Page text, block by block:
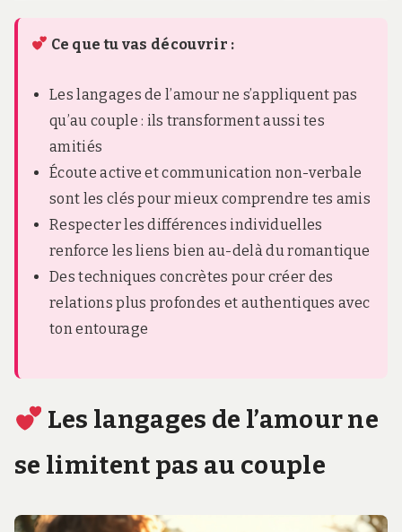
Ce que tu vas découvrir :
Les langages de l’amour ne s’appliquent pas
qu’au couple : ils transforment aussi tes
amitiés
Écoute active et communication non-verbale
sont les clés pour mieux comprendre tes amis
Respecter les différences individuelles
renforce les liens bien au-delà du romantique
Des techniques concrètes pour créer des
relations plus profondes et authentiques avec
ton entourage
Les langages de l’amour ne
se limitent pas au couple